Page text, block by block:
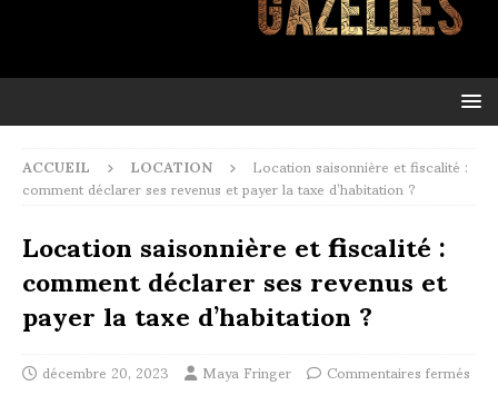
ACCUEIL LOCATION Location saisonnière et fiscalité :
comment déclarer ses revenus et payer la taxe d’habitation ?
Location saisonnière et fiscalité :
comment déclarer ses revenus et
payer la taxe d’habitation ?
décembre 20, 2023 Maya Fringer Commentaires fermés